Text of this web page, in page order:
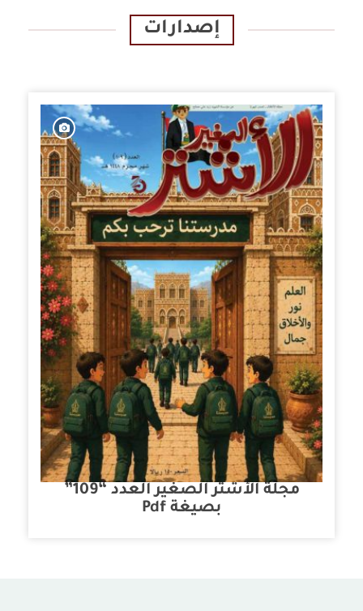
إصدارات
مجلة الأشتر الصغير العدد “109”
بصيغة Pdf